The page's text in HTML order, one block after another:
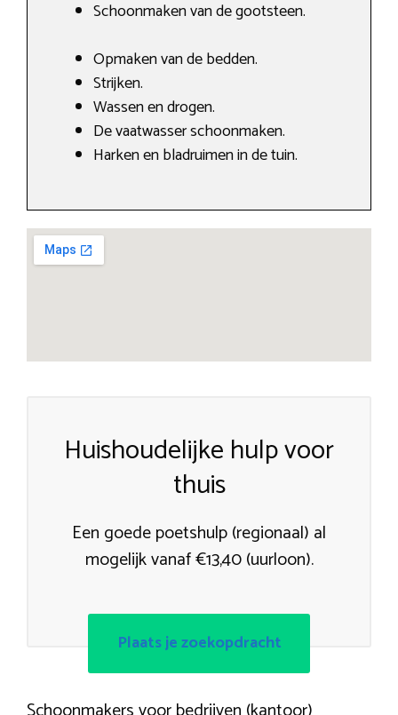
Schoonmaken van de gootsteen.
Opmaken van de bedden.
Strijken.
Wassen en drogen.
De vaatwasser schoonmaken.
Harken en bladruimen in de tuin.
Huishoudelijke hulp voor
thuis
Een goede poetshulp (regionaal) al
mogelijk vanaf €13,40 (uurloon).
Plaats je zoekopdracht